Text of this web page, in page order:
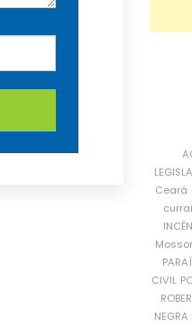
Ceará
CIVIL
NEGRA